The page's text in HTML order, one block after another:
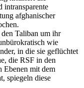
intransparente
afghanischer
Taliban um ihr
wie
in die sie geflüchtet
die RSF in den
Ebenen mit dem
spiegeln diese